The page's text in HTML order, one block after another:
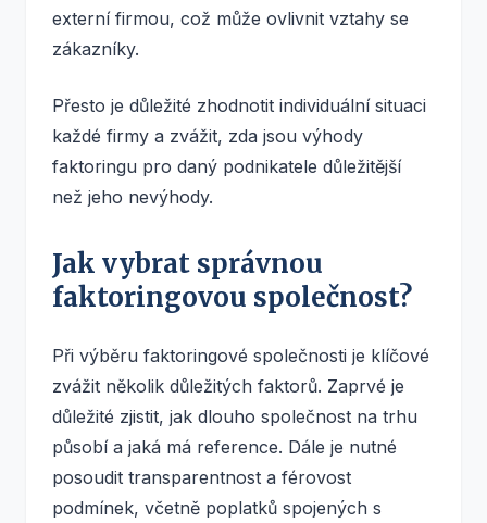
externí firmou, což může ovlivnit vztahy se
zákazníky.
Přesto je důležité zhodnotit individuální situaci
každé firmy a zvážit, zda jsou výhody
faktoringu pro daný podnikatele důležitější
než jeho nevýhody.
Jak vybrat správnou
faktoringovou společnost?
Při výběru faktoringové společnosti je klíčové
zvážit několik důležitých faktorů. Zaprvé je
důležité zjistit, jak dlouho společnost na trhu
působí a jaká má reference. Dále je nutné
posoudit transparentnost a férovost
podmínek, včetně poplatků spojených s